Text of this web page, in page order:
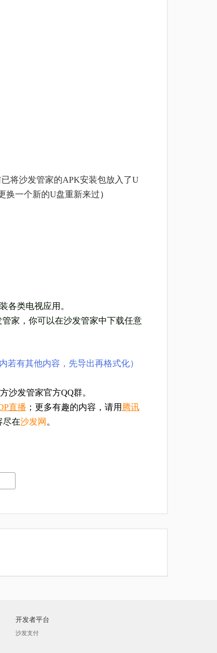
将沙发管家的APK安装包放入了U
换一个新的U盘重新来过 ）
各类电视应用。
家，你可以在沙发管家中下载任意
若有其他内容，先导出再格式化）
沙发管家官方QQ群。
直播 ；更多有趣的内容，请用 腾讯
尽在沙发网 。
开发者平台
沙发支付